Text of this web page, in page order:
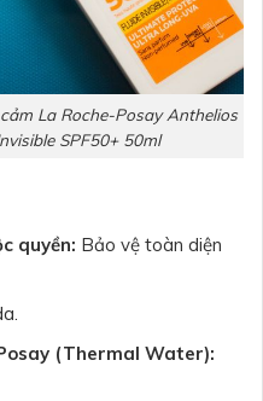
La Roche-Posay Anthelios
SPF50+ 50ml
quyền: Bảo vệ toàn diện
(Thermal Water):